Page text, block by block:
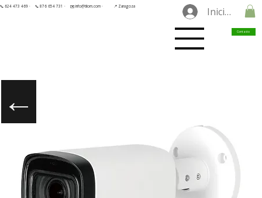
📞 624 473 469 · 📞 876 654 731 · ✉️ info@tilorn.com · 📍 Zaragoza Iniciar
Contacto
←